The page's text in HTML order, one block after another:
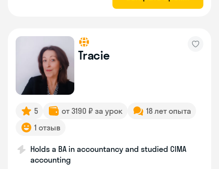
Tracie
5 от 3190 ₽ за урок
18 лет опыта
1 отзыв
Holds a BA in accountancy and studied CIMA
accounting